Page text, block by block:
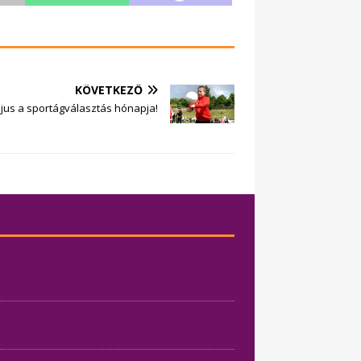
KÖVETKEZŐ
a sportágválasztás hónapja!